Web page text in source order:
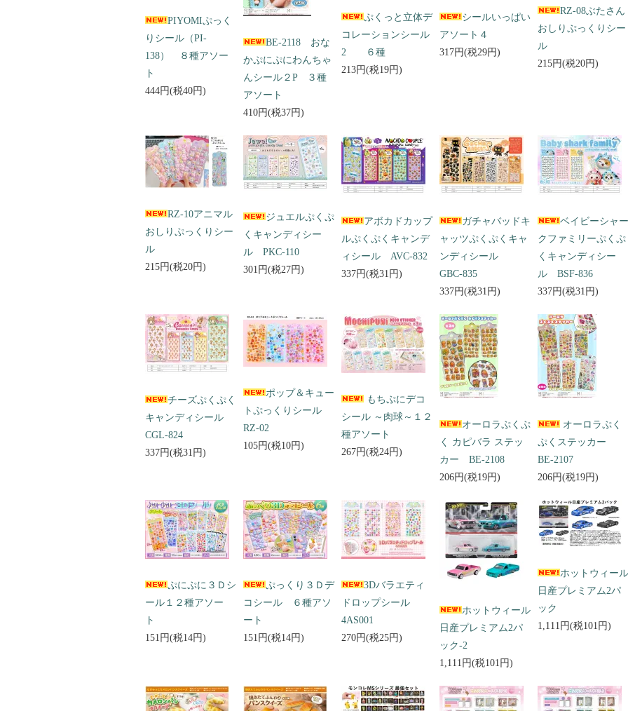
PIYOMIぷっく
りシール（PI-
138） ８種アソー
ト
444円(税40円)
BE-2118 おな
かぷにぷにわんちゃ
んシール２P ３種
アソート
410円(税37円)
ぷくっと立体デ
コレーションシール
2 ６種
213円(税19円)
シールいっぱい
アソート４
317円(税29円)
RZ-08ぶたさん
おしりぷっくりシー
ル
215円(税20円)
RZ-10アニマル
おしりぷっくりシー
ル
215円(税20円)
ジュエルぷくぷ
くキャンディシー
ル PKC-110
301円(税27円)
アボカドカップ
ルぷくぷくキャンデ
ィシール AVC-832
337円(税31円)
ガチャバッドキ
ャッツぷくぷくキャ
ンディシール
GBC-835
337円(税31円)
ベイビーシャー
クファミリーぷくぷ
くキャンディシー
ル BSF-836
337円(税31円)
チーズぷくぷく
キャンディシール
CGL-824
337円(税31円)
ポップ＆キュー
トぷっくりシール
RZ-02
105円(税10円)
もちぷにデコ
シール ～肉球～１２
種アソート
267円(税24円)
オーロラぷくぷ
く カピバラ ステッ
カー BE-2108
206円(税19円)
オーロラぷく
ぷくステッカー
BE-2107
206円(税19円)
ぷにぷに３Ｄシ
ール１２種アソー
ト
151円(税14円)
ぷっくり３Ｄデ
コシール ６種アソ
ート
151円(税14円)
3Dバラエティ
ドロップシール
4AS001
270円(税25円)
ホットウィール
日産プレミアム2パ
ック-2
1,111円(税101円)
ホットウィール
日産プレミアム2パ
ック
1,111円(税101円)